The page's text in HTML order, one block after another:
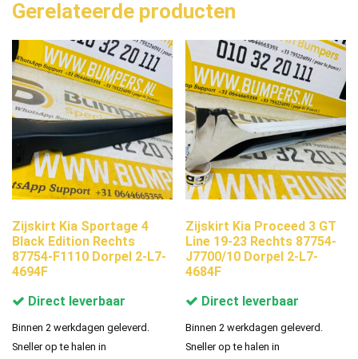
Gerelateerde producten
Zijskirt Kia Sportage 4
Black Edition Rechts
87754-F1110 Dorpel 2-L7-
4694F
Direct leverbaar
Binnen 2 werkdagen geleverd.
Sneller op te halen in
Zijskirt Kia Proceed 3 GT
Line 19-23 Rechts 87754-
J7700/10 Dorpel 2-L7-
4684F
Direct leverbaar
Binnen 2 werkdagen geleverd.
Sneller op te halen in